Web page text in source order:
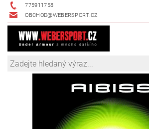
775911758
OBCHOD@WEBERSPORT.CZ